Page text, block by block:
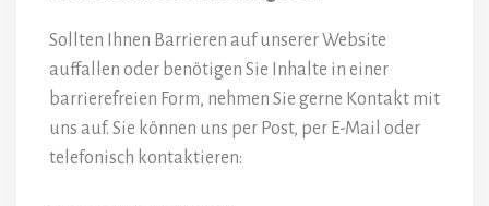
Sollten Ihnen Barrieren auf unserer Website
auffallen oder benötigen Sie Inhalte in einer
barrierefreien Form, nehmen Sie gerne Kontakt mit
uns auf. Sie können uns per Post, per E-Mail oder
telefonisch kontaktieren: